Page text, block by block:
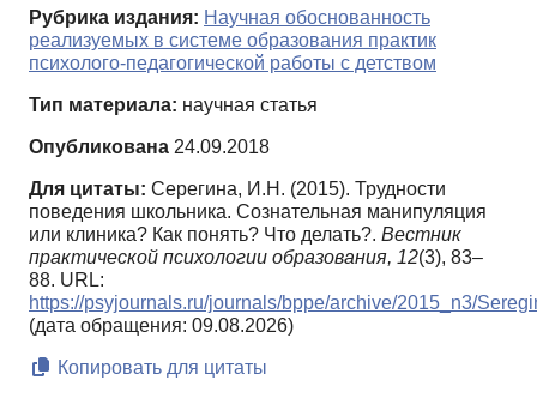
Рубрика издания: Научная обоснованность
реализуемых в системе образования практик
психолого-педагогической работы с детством
Тип материала: научная статья
Опубликована 24.09.2018
Для цитаты: Серегина, И.Н. (2015). Трудности
поведения школьника. Сознательная манипуляция
или клиника? Как понять? Что делать?. Вестник
практической психологии образования, 12(3), 83–
88. URL:
https://psyjournals.ru/journals/bppe/archive/2015_n3/
(дата обращения: 09.08.2026)
Копировать для цитаты